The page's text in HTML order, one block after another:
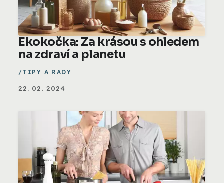
Ekokočka: Za krásou s ohledem
na zdraví a planetu
TIPY A RADY
22. 02. 2024